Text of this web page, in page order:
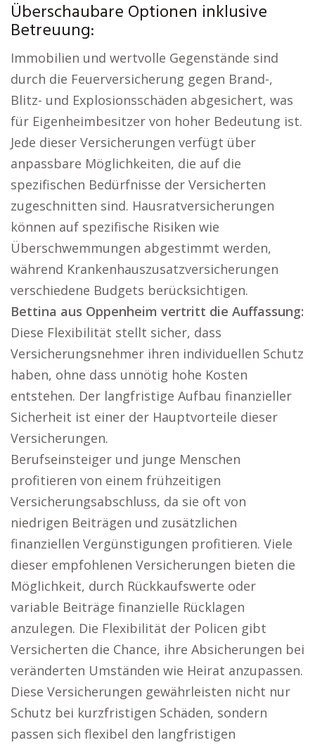
Überschaubare Optionen inklusive
Betreuung:
Immobilien und wertvolle Gegenstände sind
durch die Feuerversicherung gegen Brand-,
Blitz- und Explosionsschäden abgesichert, was
für Eigenheimbesitzer von hoher Bedeutung ist.
Jede dieser Versicherungen verfügt über
anpassbare Möglichkeiten, die auf die
spezifischen Bedürfnisse der Versicherten
zugeschnitten sind. Hausratversicherungen
können auf spezifische Risiken wie
Überschwemmungen abgestimmt werden,
während Krankenhauszusatzversicherungen
verschiedene Budgets berücksichtigen.
Bettina aus Oppenheim vertritt die Auffassung:
Diese Flexibilität stellt sicher, dass
Versicherungsnehmer ihren individuellen Schutz
haben, ohne dass unnötig hohe Kosten
entstehen. Der langfristige Aufbau finanzieller
Sicherheit ist einer der Hauptvorteile dieser
Versicherungen.
Berufseinsteiger und junge Menschen
profitieren von einem frühzeitigen
Versicherungsabschluss, da sie oft von
niedrigen Beiträgen und zusätzlichen
finanziellen Vergünstigungen profitieren. Viele
dieser empfohlenen Versicherungen bieten die
Möglichkeit, durch Rückkaufswerte oder
variable Beiträge finanzielle Rücklagen
anzulegen. Die Flexibilität der Policen gibt
Versicherten die Chance, ihre Absicherungen bei
veränderten Umständen wie Heirat anzupassen.
Diese Versicherungen gewährleisten nicht nur
Schutz bei kurzfristigen Schäden, sondern
passen sich flexibel den langfristigen